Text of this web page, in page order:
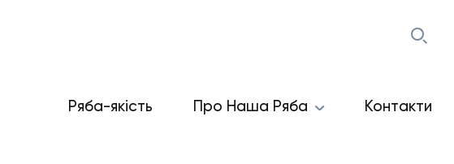
Ряба-якість Про Наша Ряба Контакти